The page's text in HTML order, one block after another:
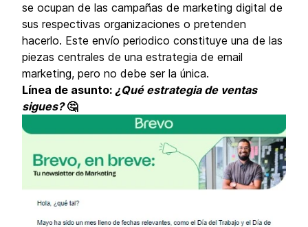
se ocupan de las campañas de marketing digital de
sus respectivas organizaciones o pretenden
hacerlo. Este envío periodico constituye una de las
piezas centrales de una estrategia de email
marketing, pero no debe ser la única.
Línea de asunto: ¿Qué estrategia de ventas
sigues?🤔